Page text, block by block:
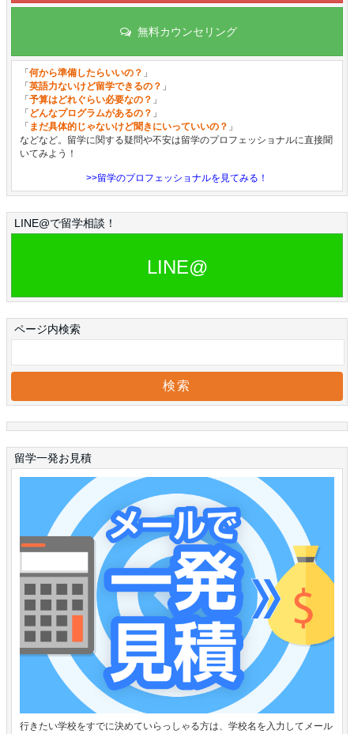
無料カウンセリング
「 何から準備したらいいの？ 」
「 英語力ないけど留学できるの？ 」
「 予算はどれぐらい必要なの？ 」
「 どんなプログラムがあるの？ 」
「 まだ具体的じゃないけど聞きにいっていいの？ 」
などなど。留学に関する疑問や不安は留学のプロフェッショナルに直接聞
いてみよう！
>>留学のプロフェッショナルを見てみる！
LINE@で留学相談！
LINE@
ページ内検索
留学一発お見積
行きたい学校をすでに決めていらっしゃる方は、学校名を入力してメール